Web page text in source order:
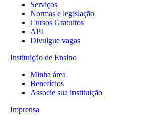
Serviços
Normas e legislação
Cursos Gratuitos
API
Divulgue vagas
Instituição de Ensino
Minha área
Benefícios
Associe sua instituição
Imprensa